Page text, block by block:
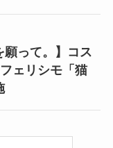
願って。】コス
ェリシモ「猫